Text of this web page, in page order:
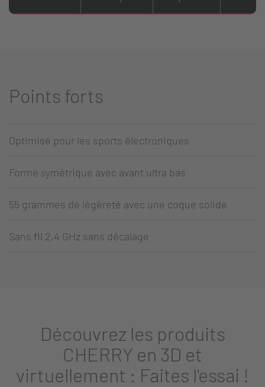
Points forts
Optimisé pour les sports électroniques
Forme symétrique avec avant ultra bas
55 grammes de légèreté avec une coque solide
Sans fil 2,4 GHz sans décalage
Découvrez les produits
CHERRY en 3D et
virtuellement : Faites l'essai !